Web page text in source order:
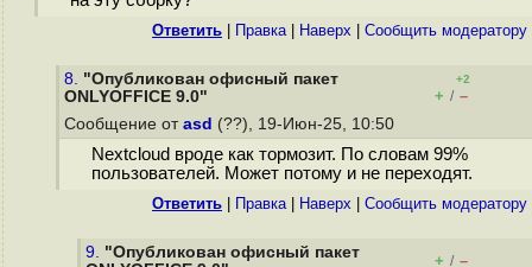
Ответить Правка| Наверх Cообщить модератору
8. "Опубликован офисный пакет
ONLYOFFICE 9.0"
+2
+ / –
Сообщение от asd (??), 19-Июн-25, 10:50
Nextcloud вроде как тормозит. По словам 99%
пользователей. Может потому и не переходят.
Ответить Правка| Наверх Cообщить модератору
9. "Опубликован офисный пакет
+ / –